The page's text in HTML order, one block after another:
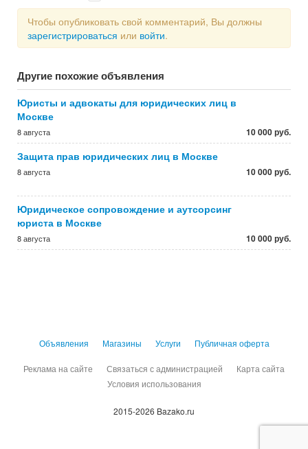
Чтобы опубликовать свой комментарий, Вы должны
зарегистрироваться или войти.
Другие похожие объявления
Юристы и адвокаты для юридических лиц в
Москве
8 августа 10 000 руб.
Защита прав юридических лиц в Москве
8 августа 10 000 руб.
Юридическое сопровождение и аутсорсинг
юриста в Москве
8 августа 10 000 руб.
Объявления Магазины Услуги Публичная оферта
Реклама на сайте Связаться с администрацией
Карта сайта
Условия использования
2015-2026 Bazako.ru